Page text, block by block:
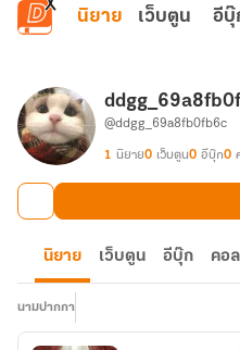
ข้ามไปยังเนื้อหาหลัก
นิยาย เว็บตูน อีบุ๊
@ddgg_69a8fb0fb6c
1 นิยาย0 เว็บตูน0 อีบุ๊ก0
นิยาย เว็บตูน อีบุ๊ก คอ
นามปากกา